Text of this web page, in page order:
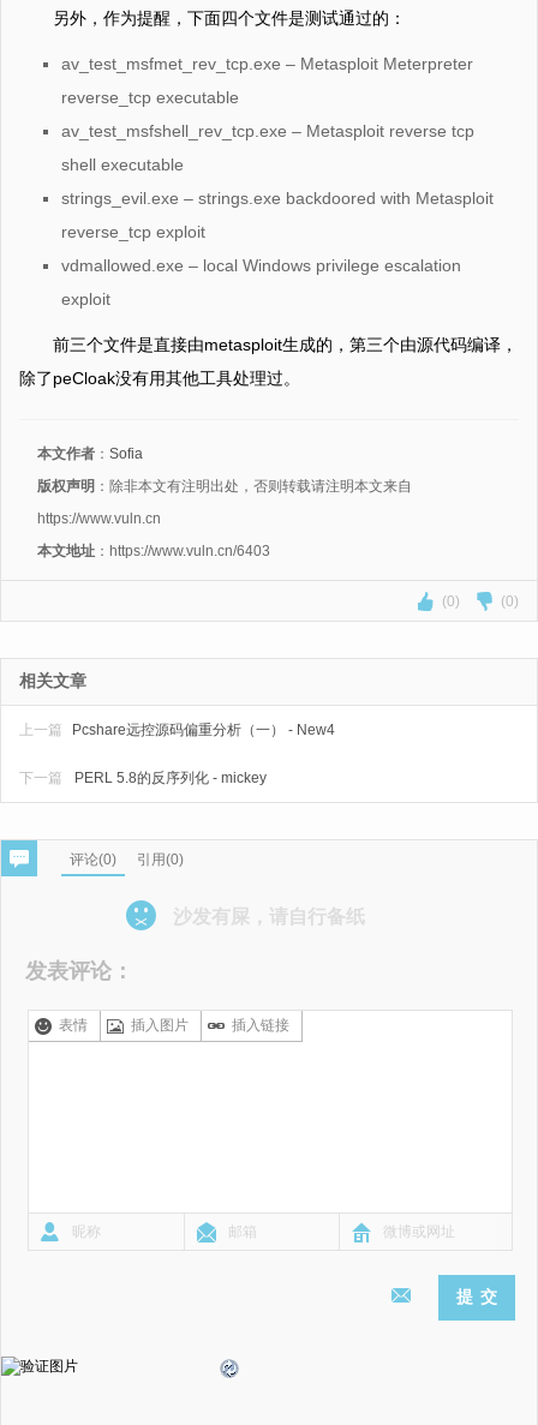
另外，作为提醒，下面四个文件是测试通过的：
av_test_msfmet_rev_tcp.exe – Metasploit Meterpreter
reverse_tcp executable
av_test_msfshell_rev_tcp.exe – Metasploit reverse tcp
shell executable
strings_evil.exe – strings.exe backdoored with Metasploit
reverse_tcp exploit
vdmallowed.exe – local Windows privilege escalation
exploit
前三个文件是直接由metasploit生成的，第三个由源代码编译，
除了peCloak没有用其他工具处理过。
本文作者 ： Sofia
版权声明 ：除非本文有注明出处，否则转载请注明本文来自
https://www.vuln.cn
本文地址 ：https://www.vuln.cn/6403
(0) (0)
相关文章
上一篇 Pcshare远控源码偏重分析（一） - New4
PERL 5.8的反序列化 - mickey
下一篇
评论(0) 引用(0)
沙发有屎，请自行备纸
发表评论：
表情 插入图片 插入链接